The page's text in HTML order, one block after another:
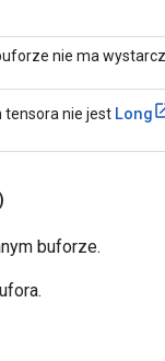
nie ma
tensora nie jest Long
buforze.